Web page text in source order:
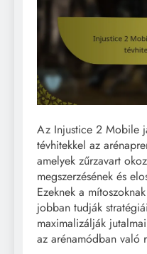
Az Injustice 2 Mobile
tévhitekkel az
amelyek zűrzavart
megszerzésének és
Ezeknek a
jobban tudják
maximalizálják
az arénamódban való